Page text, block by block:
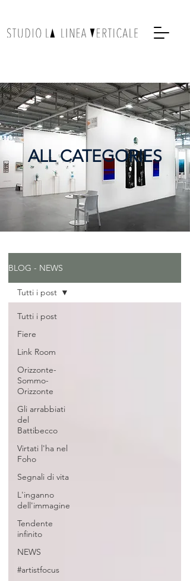
ALL CATEGORIES
BLOG - NEWS
Tutti i post
Fiere
Link Room
Orizzonte-
Sommo-
Orizzonte
Gli arrabbiati
del
Battibecco
Virtati l'ha nel
Foho
Segnali di vita
L'inganno
dell'immagine
Tendente
infinito
NEWS
#artistfocus
Tutti i post